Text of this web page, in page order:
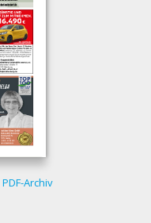
PDF-Archiv